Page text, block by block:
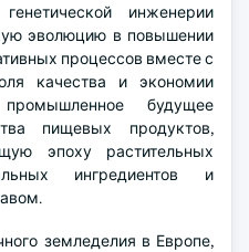
инженерии
эволюцию в повышении
процессов вместе с
качества и экономии
будущее
пищевых продуктов,
эпоху растительных
ингредиентов и
земледелия в Европе,